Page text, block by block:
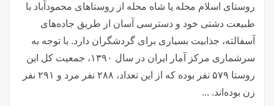
روستای اسلام محله یا شاه محله از روستاهای محمودآباد با
طبیعت دشتی خود و دسترسی آسان از طریق جاده‌های
آسفالته، جذابیت بسیاری برای گردشگران دارد. با توجه به
سرشماری مرکز آمار ایران در سال ۱۳۹۰، جمعیت کل این
روستا ۵۷۹ نفر بوده که از این تعداد، ۲۸۸ نفر مرد و ۲۹۱ نفر
زن بوده‌اند. ...